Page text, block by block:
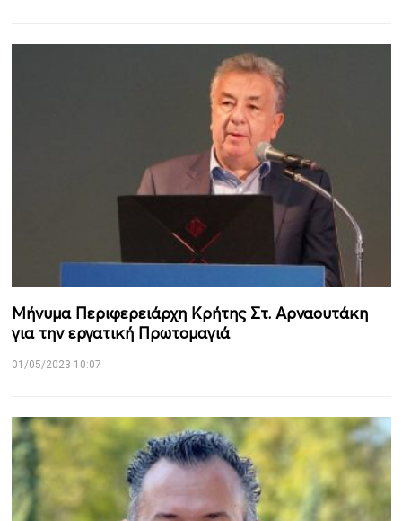
Μήνυμα Περιφερειάρχη Κρήτης Στ. Αρναουτάκη
για την εργατική Πρωτομαγιά
01/05/2023 10:07